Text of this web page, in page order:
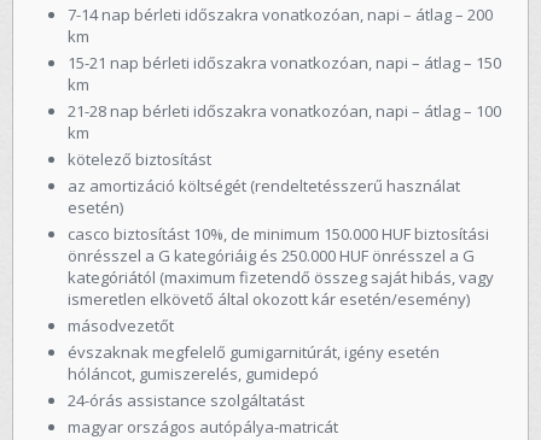
7-14 nap bérleti időszakra vonatkozóan, napi – átlag – 200
km
15-21 nap bérleti időszakra vonatkozóan, napi – átlag – 150
km
21-28 nap bérleti időszakra vonatkozóan, napi – átlag – 100
km
kötelező biztosítást
az amortizáció költségét (rendeltetésszerű használat
esetén)
casco biztosítást 10%, de minimum 150.000 HUF biztosítási
önrésszel a G kategóriáig és 250.000 HUF önrésszel a G
kategóriától (maximum fizetendő összeg saját hibás, vagy
ismeretlen elkövető által okozott kár esetén/esemény)
másodvezetőt
évszaknak megfelelő gumigarnitúrát, igény esetén
hóláncot, gumiszerelés, gumidepó
24-órás assistance szolgáltatást
magyar országos autópálya-matricát